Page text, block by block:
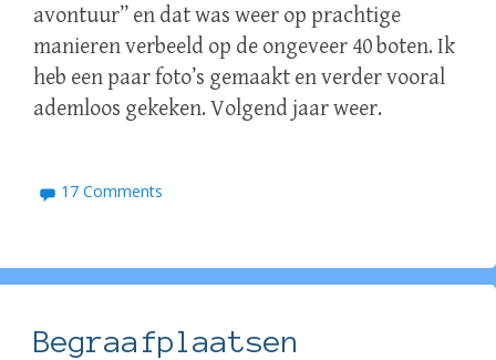
avontuur” en dat was weer op prachtige
manieren verbeeld op de ongeveer 40 boten. Ik
heb een paar foto’s gemaakt en verder vooral
ademloos gekeken. Volgend jaar weer.
17 Comments
Begraafplaatsen